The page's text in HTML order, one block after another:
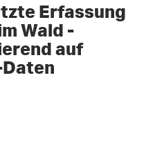
Erfassung
Wald -
auf